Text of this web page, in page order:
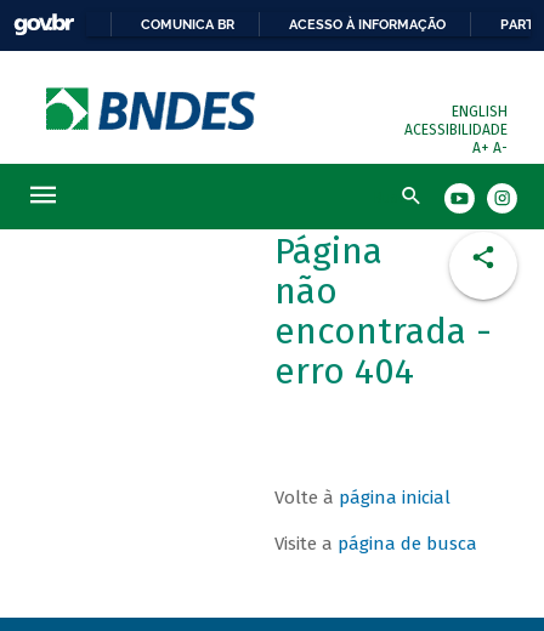
COMUNICA BR ACESSO À INFORMAÇÃO
ENGLISH
ACESSIBILIDADE
A+ A-
Busca
Página
não
encontrada -
erro 404
Volte à página inicial
Visite a página de busca